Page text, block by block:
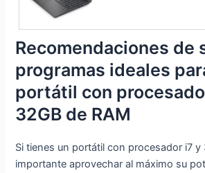
Windows 11
Pro con
Huellas
Dactilares
RTX 4060
15,6´´ 1
TB SSD
16,1´´ i7-
12700H
32 GB
RAM
Qwerty
Español
SSD
Recomendaciones de
programas ideales
portátil con
32GB de RAM
Si tienes un portátil con procesador i7 y
importante aprovechar al máximo su